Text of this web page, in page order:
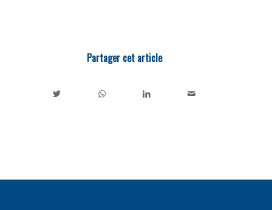
Partager cet article